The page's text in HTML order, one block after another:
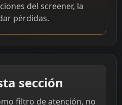
del screener, la
pérdidas.
sección
filtro de atención, no